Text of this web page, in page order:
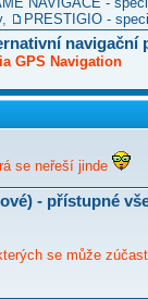
, PRESTIGIO -
navigační
GPS Navigation
se neřeší jinde
- přístupné
se může